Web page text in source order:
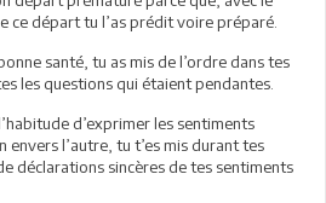
ce départ tu l’as prédit voire préparé.
santé, tu as mis de l’ordre dans tes
les questions qui étaient pendantes.
d’exprimer les sentiments
envers l’autre, tu t’es mis durant tes
déclarations sincères de tes sentiments